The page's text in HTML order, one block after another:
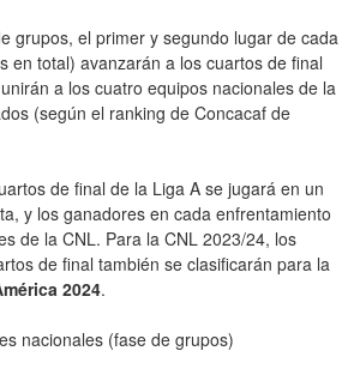
grupos, el primer y segundo lugar de cada
en total) avanzarán a los cuartos de final
a los cuatro equipos nacionales de la
(según el ranking de Concacaf de
de final de la Liga A se jugará en un
y los ganadores en cada enfrentamiento
de la CNL. Para la CNL 2023/24, los
de final también se clasificarán para la
2024.
nacionales (fase de grupos)